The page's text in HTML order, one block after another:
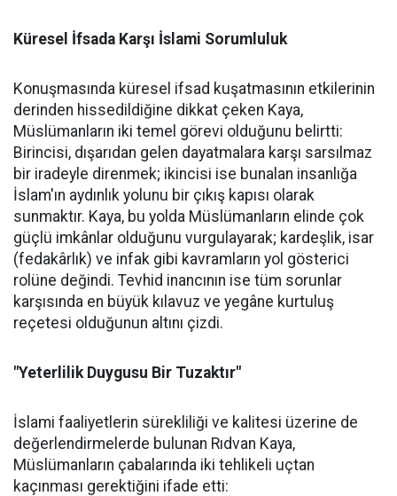
Küresel İfsada Karşı İslami Sorumluluk
Konuşmasında küresel ifsad kuşatmasının etkilerinin
derinden hissedildiğine dikkat çeken Kaya,
Müslümanların iki temel görevi olduğunu belirtti:
Birincisi, dışarıdan gelen dayatmalara karşı sarsılmaz
bir iradeyle direnmek; ikincisi ise bunalan insanlığa
İslam'ın aydınlık yolunu bir çıkış kapısı olarak
sunmaktır. Kaya, bu yolda Müslümanların elinde çok
güçlü imkânlar olduğunu vurgulayarak; kardeşlik, isar
(fedakârlık) ve infak gibi kavramların yol gösterici
rolüne değindi. Tevhid inancının ise tüm sorunlar
karşısında en büyük kılavuz ve yegâne kurtuluş
reçetesi olduğunun altını çizdi.
"Yeterlilik Duygusu Bir Tuzaktır"
İslami faaliyetlerin sürekliliği ve kalitesi üzerine de
değerlendirmelerde bulunan Rıdvan Kaya,
Müslümanların çabalarında iki tehlikeli uçtan
kaçınması gerektiğini ifade etti: